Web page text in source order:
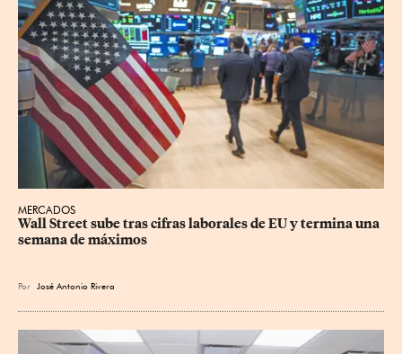
MERCADOS
Wall Street sube tras cifras laborales de EU y termina una
semana de máximos
Por José Antonio Rivera